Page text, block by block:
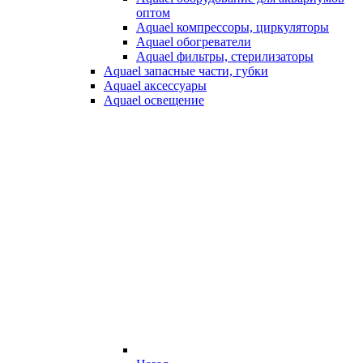
оптом
Aquael компрессоры, циркуляторы
Aquael обогреватели
Aquael фильтры, стерилизаторы
Aquael запасные части, губки
Aquael аксессуары
Aquael освещение